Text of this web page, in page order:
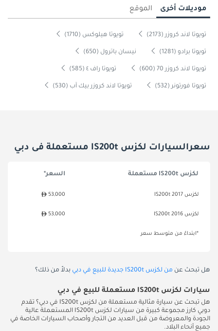
موديلات أخرى الموقع
تويوتا لاند كروزر (2173) تويوتا هيلوكس (1710)
تويوتا برادو (1281) نيسان باترول (650)
تويوتا لاند كروزر 70 (600) تويوتا راف ٤ (585)
تويوتا فورتونر (532) تويوتا لاند كروزر بيك آب (530)
سعرالسيارات لكزس IS200t مستعملة فى دبي
لكزس IS200t مستعملة السعر*
لكزس IS200t 2017 53,000
لكزس IS200t 2016 53,000
*ابتداءً من متوسط سعر
هل تبحث عن من لكزس IS200t جديدة للبيع في دبي بدلاً من ذلك؟
سيارات لكزس IS200t مستعملة للبيع في دبي
هل تبحث عن سيارة مثالية مستعملة من لكزس IS200t في دبي؟ تقدم
دوبي كارز مجموعة كبيرة من سيارات لكزس IS200t المستعملة عالية
الجودة والمعروضة من قبل العديد من التجار وأصحاب السيارات الخاصة في
جميع أنحاء البلاد.